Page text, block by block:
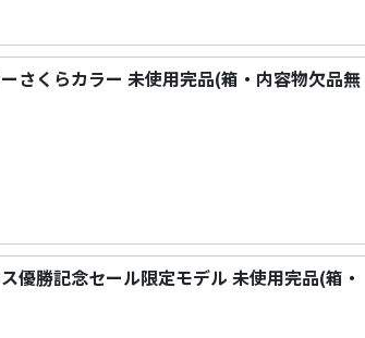
さくらカラー 未使用完品(箱・内容物欠品無
優勝記念セール限定モデル 未使用完品(箱・